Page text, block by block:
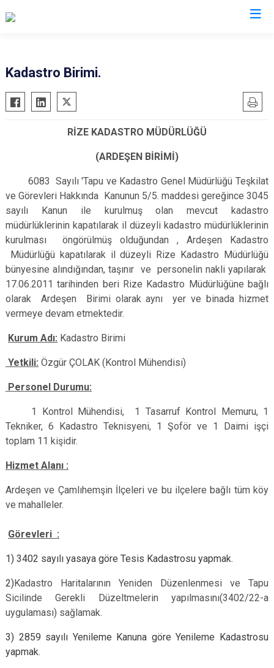
Ardeşen
Çamlıhemşin
Güneysu
İyidere
Kalkandere
Kadastro Birimi.
RİZE KADASTRO MÜDÜRLÜĞÜ
(ARDEŞEN BİRİMİ)
6083 Sayılı 'Tapu ve Kadastro Genel Müdürlüğü Teşkilat
ve Görevleri Hakkında Kanunun 5/5. maddesi gereğince 3045
sayılı Kanun ile kurulmuş olan mevcut kadastro
müdürlüklerinin kapatılarak il düzeyli kadastro müdürlüklerinin
kurulması öngörülmüş olduğundan , Ardeşen Kadastro
Müdürlüğü kapatılarak il düzeyli Rize Kadastro Müdürlüğü
bünyesine alındığından, taşınır ve personelin nakli yapılarak
17.06.2011 tarihinden beri Rize Kadastro Müdürlüğüne bağlı
olarak Ardeşen Birimi olarak aynı yer ve binada hizmet
vermeye devam etmektedir.
Kurum Adı: Kadastro Birimi
Yetkili: Özgür ÇOLAK (Kontrol Mühendisi)
Personel Durumu:
1 Kontrol Mühendisi, 1 Tasarruf Kontrol Memuru, 1
Tekniker, 6 Kadastro Teknisyeni, 1 Şoför ve 1 Daimi işçi
toplam 11 kişidir.
Hizmet Alanı :
Ardeşen ve Çamlıhemşin İlçeleri ve bu ilçelere bağlı tüm köy
ve mahalleler.
Görevleri :
1) 3402 sayılı yasaya göre Tesis Kadastrosu yapmak.
2)Kadastro Haritalarının Yeniden Düzenlenmesi ve Tapu
Sicilinde Gerekli Düzeltmelerin yapılmasını(3402/22-a
uygulaması) sağlamak.
3) 2859 sayılı Yenileme Kanuna göre Yenileme Kadastrosu
yapmak.